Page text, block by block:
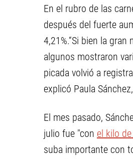
En el rubro de las
después del fuerte
4,21%.“Si bien la
algunos mostraron
picada volvió a
explicó Paula
El mes pasado,
julio fue "con el kilo
suba importante con